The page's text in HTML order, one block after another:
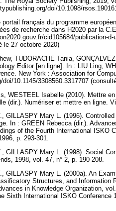
doi/10.1098/
portail français du programme
de recherche dans H2020 par la
cid105684/publication-
le 27 octobre 2020)
TUDORACHE Tania,
Editor [en ligne]. In : LIU Ling,
New York : Association for
doi/10.1145/3308560.3317707
WESTEEL Isabelle (2010). Mettre
(dir.). Numériser et mettre en ligne.
GILLASPY Mary L. (1996).
In : GREEN Rebecca (dir.).
of the Fourth International ISKO
p. 293-301.
GILLASPY Mary L. (1998). Social
1998, vol. 47, n° 2, p. 190-208.
GILLASPY Mary L. (2000a). An
Structures, and Information
in Knowledge Organization,
Sixth International ISKO Conference